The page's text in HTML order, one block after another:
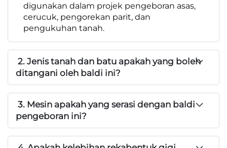
digunakan dalam projek pengeboran asas,
cerucuk, pengorekan parit, dan
pengukuhan tanah.
2. Jenis tanah dan batu apakah yang boleh
ditangani oleh baldi ini?
3. Mesin apakah yang serasi dengan baldi
pengeboran ini?